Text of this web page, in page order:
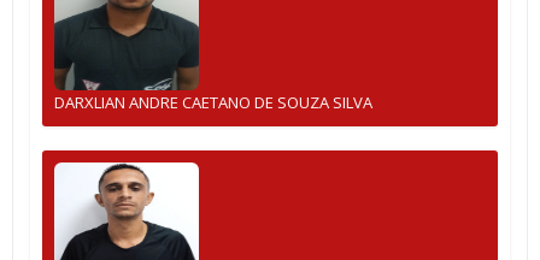
DARXLIAN ANDRE CAETANO DE SOUZA SILVA